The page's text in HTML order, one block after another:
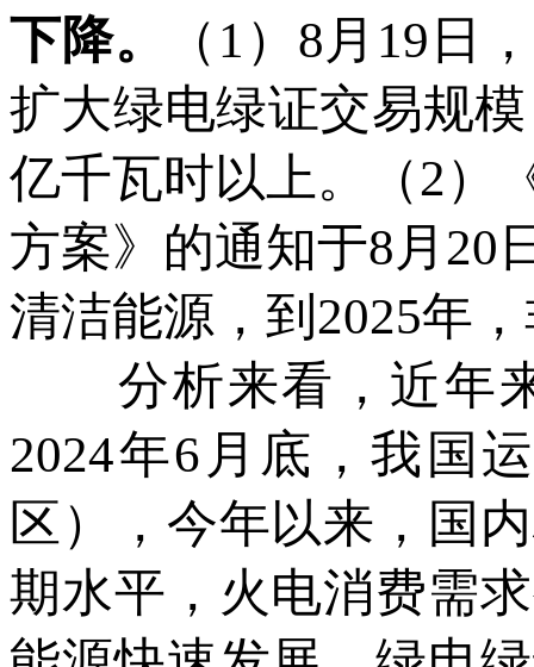
下降。
（1）8月19日
扩大绿电绿证交易规
亿千瓦时以上。（2）
方案》的通知于8月20
清洁能源，到2025年
分析来看，近年来
2024年6月底，我国
区），今年以来，国
期水平，火电消费需